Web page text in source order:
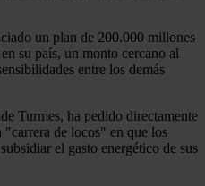
un plan de 200.000 millones
su país, un monto cercano al
entre los demás
Turmes, ha pedido directamente
de locos" en que los
el gasto energético de sus